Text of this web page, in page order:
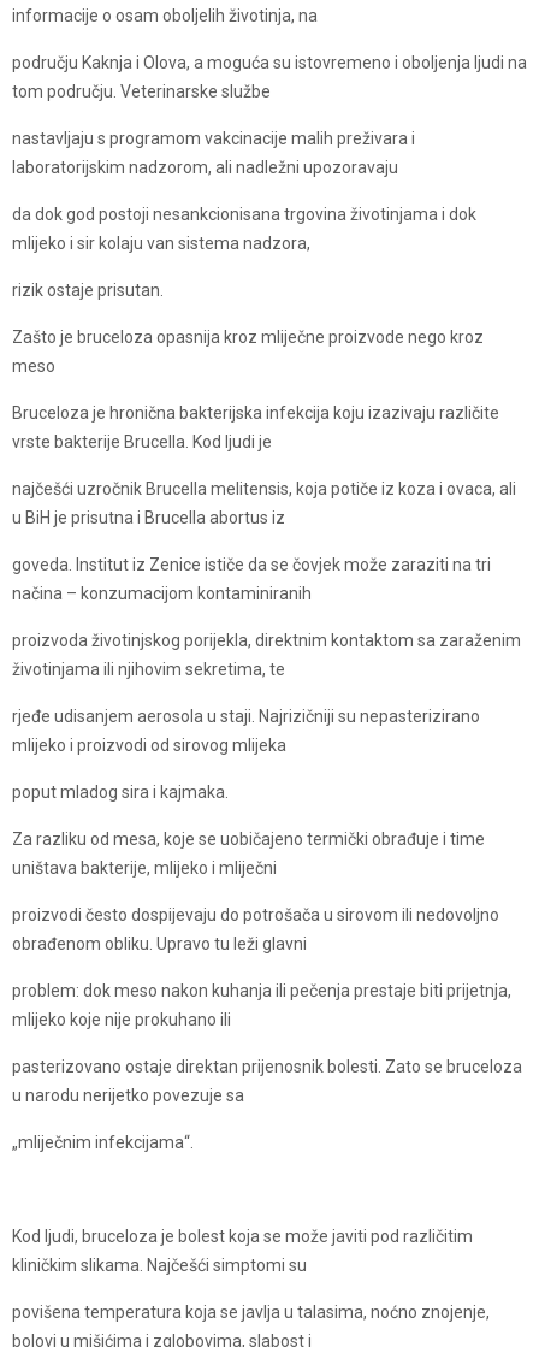
informacije o osam oboljelih životinja, na
području Kaknja i Olova, a moguća su istovremeno i oboljenja ljudi na
tom području. Veterinarske službe
nastavljaju s programom vakcinacije malih preživara i
laboratorijskim nadzorom, ali nadležni upozoravaju
da dok god postoji nesankcionisana trgovina životinjama i dok
mlijeko i sir kolaju van sistema nadzora,
rizik ostaje prisutan.
Zašto je bruceloza opasnija kroz mliječne proizvode nego kroz
meso
Bruceloza je hronična bakterijska infekcija koju izazivaju različite
vrste bakterije Brucella. Kod ljudi je
najčešći uzročnik Brucella melitensis, koja potiče iz koza i ovaca, ali
u BiH je prisutna i Brucella abortus iz
goveda. Institut iz Zenice ističe da se čovjek može zaraziti na tri
načina – konzumacijom kontaminiranih
proizvoda životinjskog porijekla, direktnim kontaktom sa zaraženim
životinjama ili njihovim sekretima, te
rjeđe udisanjem aerosola u staji. Najrizičniji su nepasterizirano
mlijeko i proizvodi od sirovog mlijeka
poput mladog sira i kajmaka.
Za razliku od mesa, koje se uobičajeno termički obrađuje i time
uništava bakterije, mlijeko i mliječni
proizvodi često dospijevaju do potrošača u sirovom ili nedovoljno
obrađenom obliku. Upravo tu leži glavni
problem: dok meso nakon kuhanja ili pečenja prestaje biti prijetnja,
mlijeko koje nije prokuhano ili
pasterizovano ostaje direktan prijenosnik bolesti. Zato se bruceloza
u narodu nerijetko povezuje sa
„mliječnim infekcijama“.
Kod ljudi, bruceloza je bolest koja se može javiti pod različitim
kliničkim slikama. Najčešći simptomi su
povišena temperatura koja se javlja u talasima, noćno znojenje,
bolovi u mišićima i zglobovima, slabost i